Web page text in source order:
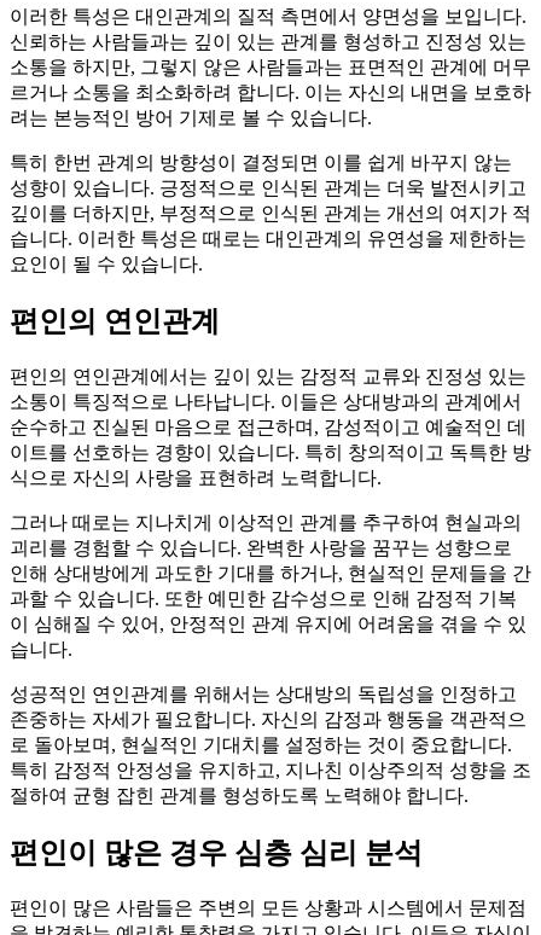
이러한 특성은 대인관계의 질적 측면에서 양면성을 보입니다.
신뢰하는 사람들과는 깊이 있는 관계를 형성하고 진정성 있는
소통을 하지만, 그렇지 않은 사람들과는 표면적인 관계에 머무
르거나 소통을 최소화하려 합니다. 이는 자신의 내면을 보호하
려는 본능적인 방어 기제로 볼 수 있습니다.
특히 한번 관계의 방향성이 결정되면 이를 쉽게 바꾸지 않는
성향이 있습니다. 긍정적으로 인식된 관계는 더욱 발전시키고
깊이를 더하지만, 부정적으로 인식된 관계는 개선의 여지가 적
습니다. 이러한 특성은 때로는 대인관계의 유연성을 제한하는
요인이 될 수 있습니다.
편인의 연인관계
편인의 연인관계에서는 깊이 있는 감정적 교류와 진정성 있는
소통이 특징적으로 나타납니다. 이들은 상대방과의 관계에서
순수하고 진실된 마음으로 접근하며, 감성적이고 예술적인 데
이트를 선호하는 경향이 있습니다. 특히 창의적이고 독특한 방
식으로 자신의 사랑을 표현하려 노력합니다.
그러나 때로는 지나치게 이상적인 관계를 추구하여 현실과의
괴리를 경험할 수 있습니다. 완벽한 사랑을 꿈꾸는 성향으로
인해 상대방에게 과도한 기대를 하거나, 현실적인 문제들을 간
과할 수 있습니다. 또한 예민한 감수성으로 인해 감정적 기복
이 심해질 수 있어, 안정적인 관계 유지에 어려움을 겪을 수 있
습니다.
성공적인 연인관계를 위해서는 상대방의 독립성을 인정하고
존중하는 자세가 필요합니다. 자신의 감정과 행동을 객관적으
로 돌아보며, 현실적인 기대치를 설정하는 것이 중요합니다.
특히 감정적 안정성을 유지하고, 지나친 이상주의적 성향을 조
절하여 균형 잡힌 관계를 형성하도록 노력해야 합니다.
편인이 많은 경우 심층 심리 분석
편인이 많은 사람들은 주변의 모든 상황과 시스템에서 문제점